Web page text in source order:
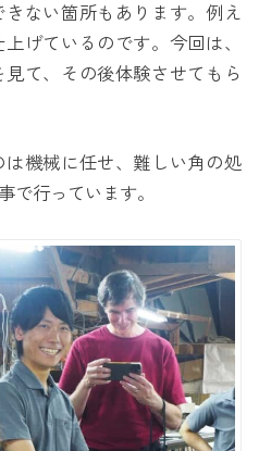
ない箇所もあります。例え
げているのです。今回は、
て、その後体験させてもら
機械に任せ、難しい角の処
で行っています。